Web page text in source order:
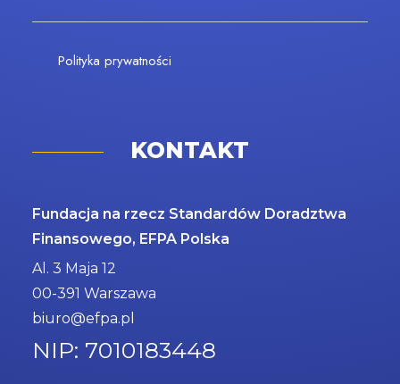
Polityka prywatności
KONTAKT
Fundacja na rzecz Standardów Doradztwa
Finansowego, EFPA Polska
Al. 3 Maja 12
00-391 Warszawa
biuro@efpa.pl
NIP: 7010183448